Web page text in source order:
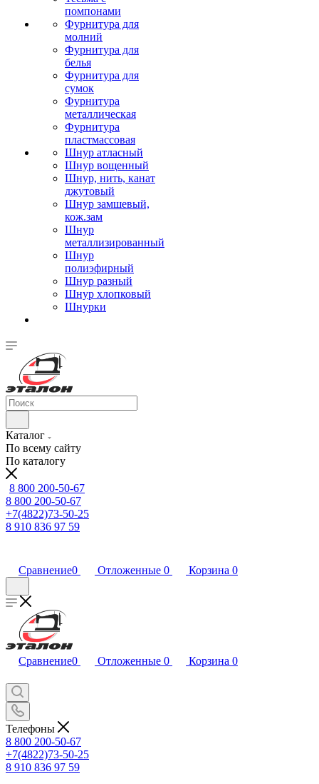
помпонами
Фурнитура для
молний
Фурнитура для
белья
Фурнитура для
сумок
Фурнитура
металлическая
Фурнитура
пластмассовая
Шнур атласный
Шнур вощенный
Шнур, нить, канат
джутовый
Шнур замшевый,
кож.зам
Шнур
металлизированный
Шнур
полиэфирный
Шнур разный
Шнур хлопковый
Шнурки
Каталог
По всему сайту
По каталогу
8 800 200-50-67
8 800 200-50-67
+7(4822)73-50-25
8 910 836 97 59
Сравнение0 Отложенные 0 Корзина 0
Сравнение0 Отложенные 0 Корзина 0
Телефоны
8 800 200-50-67
+7(4822)73-50-25
8 910 836 97 59